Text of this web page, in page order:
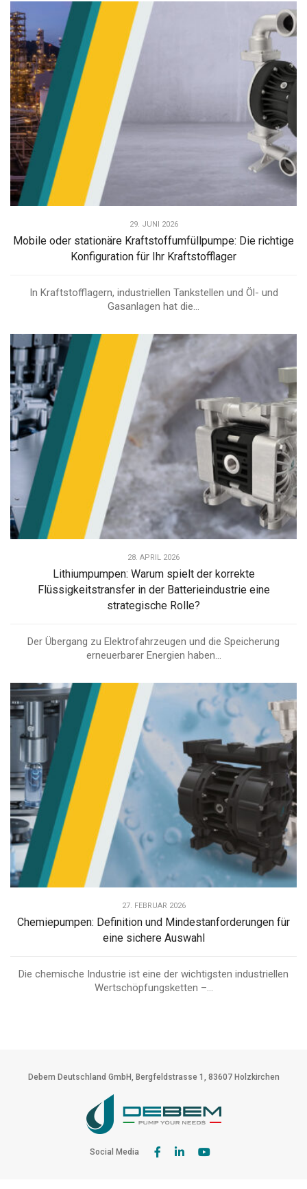
29. JUNI 2026
Mobile oder stationäre Kraftstoffumfüllpumpe: Die richtige
Konfiguration für Ihr Kraftstofflager
In Kraftstofflagern, industriellen Tankstellen und Öl- und
Gasanlagen hat die...
28. APRIL 2026
Lithiumpumpen: Warum spielt der korrekte
Flüssigkeitstransfer in der Batterieindustrie eine
strategische Rolle?
Der Übergang zu Elektrofahrzeugen und die Speicherung
erneuerbarer Energien haben...
27. FEBRUAR 2026
Chemiepumpen: Definition und Mindestanforderungen für
eine sichere Auswahl
Die chemische Industrie ist eine der wichtigsten industriellen
Wertschöpfungsketten –...
Debem Deutschland GmbH, Bergfeldstrasse 1, 83607 Holzkirchen
Social Media